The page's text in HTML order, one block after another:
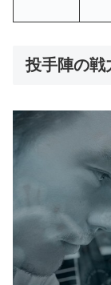
投手陣の戦